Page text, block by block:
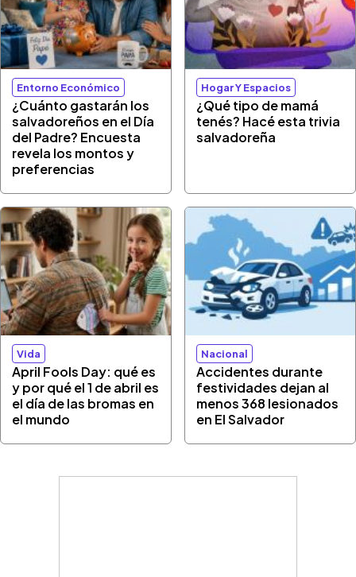
Entorno Económico
¿Cuánto gastarán los
salvadoreños en el Día
del Padre? Encuesta
revela los montos y
preferencias
Hogar Y Espacios
¿Qué tipo de mamá
tenés? Hacé esta trivia
salvadoreña
Vida
April Fools Day: qué es
y por qué el 1 de abril es
el día de las bromas en
el mundo
Nacional
Accidentes durante
festividades dejan al
menos 368 lesionados
en El Salvador